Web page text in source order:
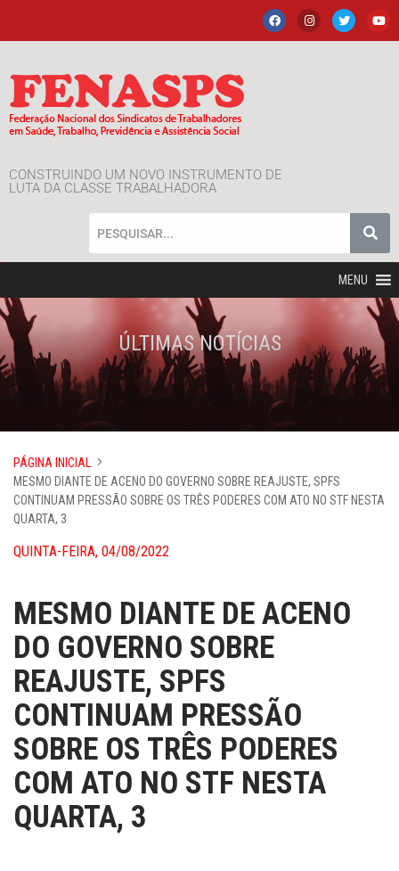
CONSTRUINDO UM NOVO INSTRUMENTO DE
LUTA DA CLASSE TRABALHADORA
MENU
ÚLTIMAS NOTÍCIAS
PÁGINA INICIAL
MESMO DIANTE DE ACENO DO GOVERNO SOBRE REAJUSTE, SPFS
CONTINUAM PRESSÃO SOBRE OS TRÊS PODERES COM ATO NO STF NESTA
QUARTA, 3
QUINTA-FEIRA, 04/08/2022
MESMO DIANTE DE ACENO
DO GOVERNO SOBRE
REAJUSTE, SPFS
CONTINUAM PRESSÃO
SOBRE OS TRÊS PODERES
COM ATO NO STF NESTA
QUARTA, 3